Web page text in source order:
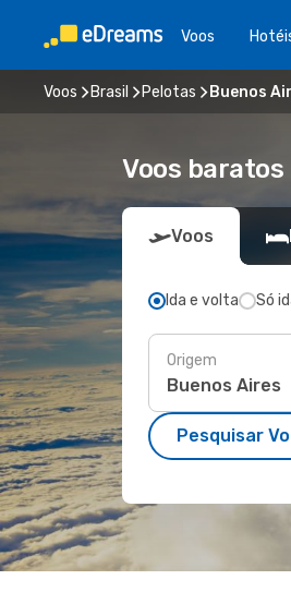
Voos
Voos Brasil Pelotas Buenos
Voos
Voos
Ida e volta Só
Origem
Pesquisar